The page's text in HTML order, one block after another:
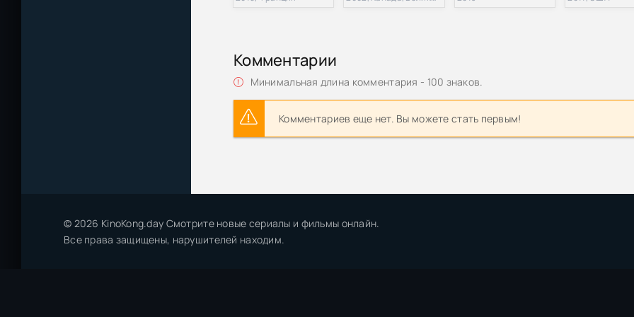
Комментарии
Минимальная длина комментария - 100 знаков.
Комментариев еще нет. Вы можете стать первым!
© 2026 KinoKong.day Смотрите новые сериалы и фильмы онлайн.
Все права защищены, нарушителей находим.